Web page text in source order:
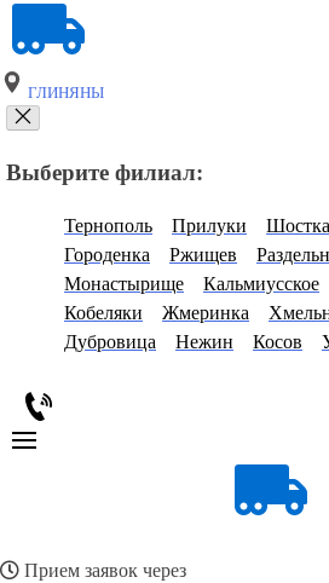
ГЛИНЯНЫ
Выберите филиал:
Тернополь Прилуки Шостка
Городенка
Ржищев
Монастырище
Кальмиусское
Кобеляки
Жмеринка
Дубровица
Нежин Косов
Прием заявок через